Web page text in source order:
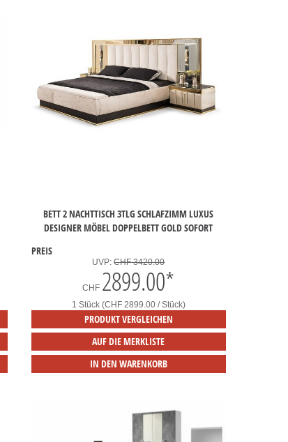
BETT 2 NACHTTISCH 3TLG SCHLAFZIMM LUXUS
DESIGNER MÖBEL DOPPELBETT GOLD SOFORT
PREIS
UVP:CHF 3420.00
CHF 2899.00*
1 Stück (CHF 2899.00 / Stück)
PRODUKT VERGLEICHEN
AUF DIE MERKLISTE
IN DEN WARENKORB